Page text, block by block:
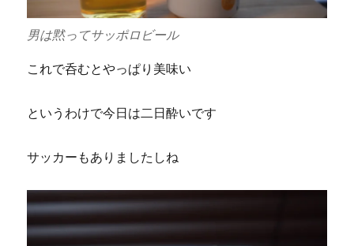
男は黙ってサッポロビール
これで呑むとやっぱり美味い
というわけで今日は二日酔いです
サッカーもありましたしね